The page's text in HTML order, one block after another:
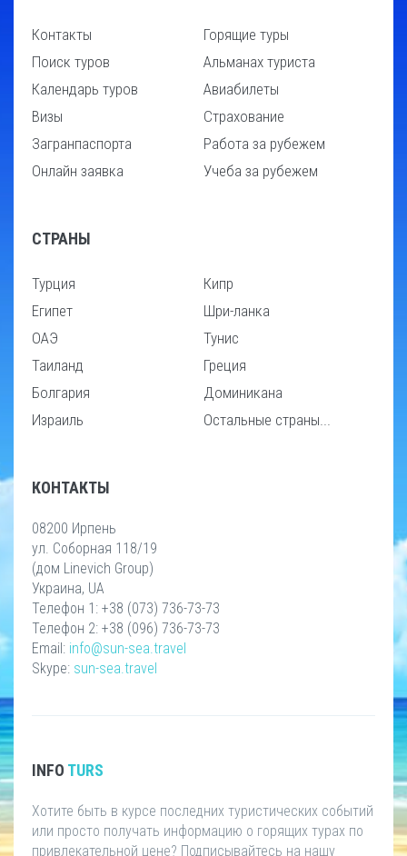
Контакты
Поиск туров
Календарь туров
Визы
Загранпаспорта
Онлайн заявка
Горящие туры
Альманах туриста
Авиабилеты
Страхование
Работа за рубежем
Учеба за рубежем
СТРАНЫ
Турция
Египет
ОАЭ
Таиланд
Болгария
Израиль
Кипр
Шри-ланка
Тунис
Греция
Доминикана
Остальные страны...
КОНТАКТЫ
08200 Ирпень
ул. Соборная 118/19
(дом Linevich Group)
Украина, UA
Телефон 1: +38 (073) 736-73-73
Телефон 2: +38 (096) 736-73-73
Email: info@sun-sea.travel
Skype: sun-sea.travel
INFO TURS
Хотите быть в курсе последних туристических событий
или просто получать информацию о горящих турах по
привлекательной цене? Подписывайтесь на нашу